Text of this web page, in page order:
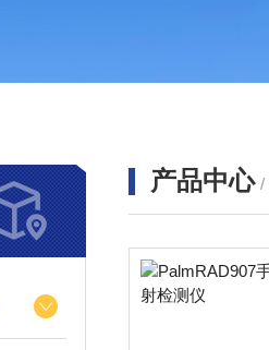
产品中心 /